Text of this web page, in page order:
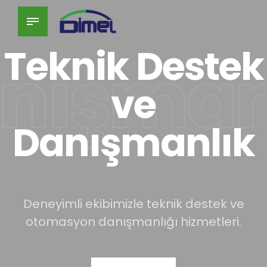
Akıllı
Çözümler
binalar için mühendislik çözümleri.
Teknik Destek
ve
Danışmanlık
Deneyimli ekibimizle teknik destek ve
otomasyon danışmanlığı hizmetleri.
KNX Eğitimleri
Türkiye'nin en eski ve güvenilir KNX eğitim
merkezinden aralık sertifikalı eğitimler.